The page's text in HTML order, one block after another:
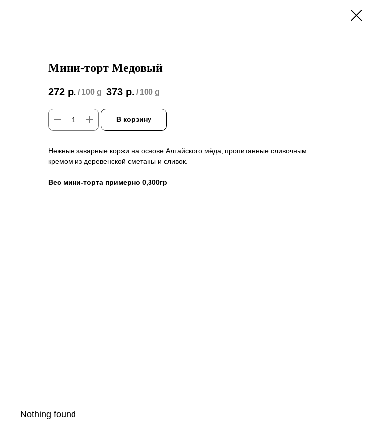
Мини-торт Медовый
272 р. / 100 g 373 р./100 g
В корзину
Нежные заварные коржи на основе Алтайского мёда, пропитанные сливочным
кремом из деревенской сметаны и сливок.
Вес мини-торта примерно 0,300гр
Nothing found